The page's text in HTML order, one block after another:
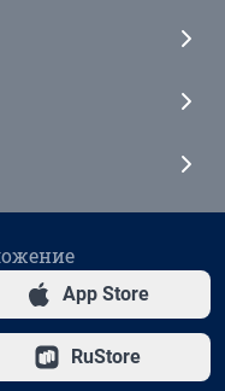
App Store
RuStore